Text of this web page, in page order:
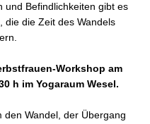
Befindlichkeiten gibt es
die die Zeit des Wandels
Workshop am
h im Yogaraum Wesel.
den Wandel, der Übergang